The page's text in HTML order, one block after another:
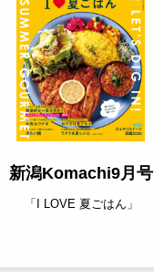
新潟Komachi9月号
「I LOVE 夏ごはん」